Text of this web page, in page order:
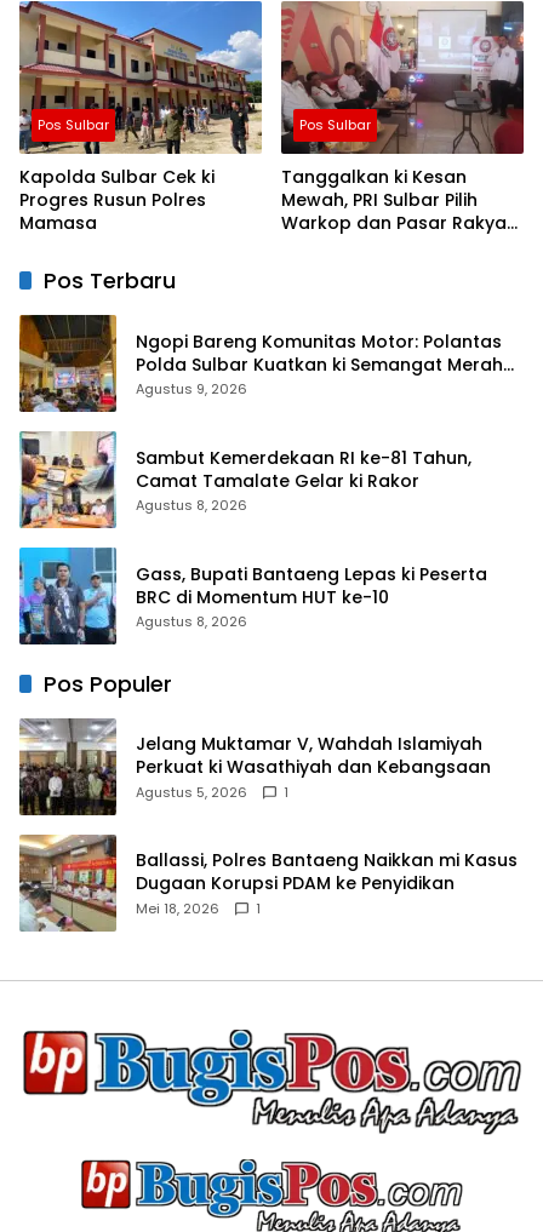
Pos Sulbar
Kapolda Sulbar Cek ki
Progres Rusun Polres
Mamasa
Pos Sulbar
Tanggalkan ki Kesan
Mewah, PRI Sulbar Pilih
Warkop dan Pasar Rakyat
Pos Terbaru
Ngopi Bareng Komunitas Motor: Polantas
Polda Sulbar Kuatkan ki Semangat Merah
Putih dan Keselamatan
Agustus 9, 2026
Sambut Kemerdekaan RI ke-81 Tahun,
Camat Tamalate Gelar ki Rakor
Agustus 8, 2026
Gass, Bupati Bantaeng Lepas ki Peserta
BRC di Momentum HUT ke-10
Agustus 8, 2026
Pos Populer
Jelang Muktamar V, Wahdah Islamiyah
Perkuat ki Wasathiyah dan Kebangsaan
Agustus 5, 2026 1
Ballassi, Polres Bantaeng Naikkan mi Kasus
Dugaan Korupsi PDAM ke Penyidikan
Mei 18, 2026 1